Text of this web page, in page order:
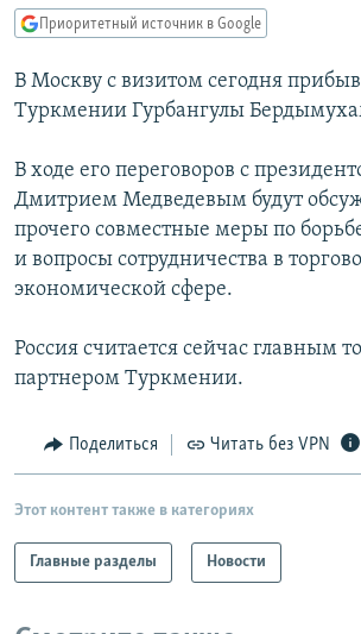
главной
навигации
Вернутся
IDEL.РЕАЛИИ
КАВКАЗ.РЕАЛИИ
СЕВЕР.РЕАЛИИ
СИБИРЬ.РЕАЛИИ
РАСПИСАНИЕ ВЕЩАНИЯ
ПОДПИШИТЕСЬ НА РАССЫЛКУ
Все сайты РСЕ/РС
Приоритетный источник в Google
В Москву с визитом сегодня
Туркмении Гурбангулы
В ходе его переговоров с
Дмитрием Медведевым будут
прочего совместные меры по
и вопросы сотрудничества в
экономической сфере.
Россия считается сейчас главным
партнером Туркмении.
Поделиться Читать без VPN
Этот контент также в категориях
Главные разделы Новости